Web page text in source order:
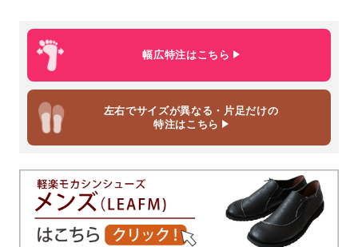
幅広特注はこちら
左右でサイズが異なる・片足だけの
特注はこちら